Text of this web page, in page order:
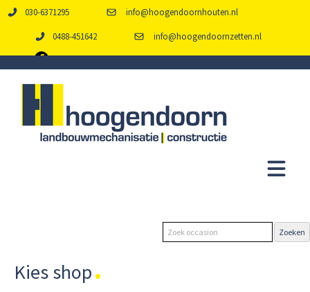
030-6371295 info@hoogendoornhouten.nl
0488-451642 info@hoogendoornzetten.nl
Kies shop